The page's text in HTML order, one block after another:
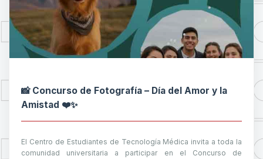
📸 Concurso de Fotografía – Día del Amor y la
Amistad ❤️✨
El Centro de Estudiantes de Tecnología Médica invita a toda la
comunidad universitaria a participar en el Concurso de